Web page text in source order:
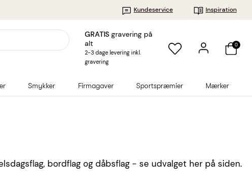
Inspiration
Kundeservice
GRATISgravering på
alt
2-3 dage levering inkl.
gravering
0
Smykker Firmagaver Sportspræmier Mærker
bordflag og dåbsflag - se udvalget her på siden.